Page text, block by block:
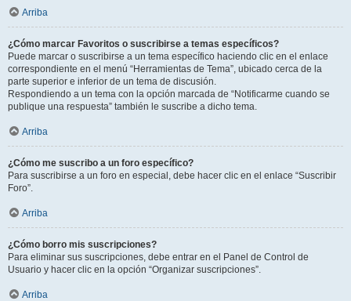
Arriba
¿Cómo marcar Favoritos o suscribirse a temas específicos?
Puede marcar o suscribirse a un tema específico haciendo clic en el enlace
correspondiente en el menú “Herramientas de Tema”, ubicado cerca de la
parte superior e inferior de un tema de discusión.
Respondiendo a un tema con la opción marcada de “Notificarme cuando se
publique una respuesta” también le suscribe a dicho tema.
Arriba
¿Cómo me suscribo a un foro específico?
Para suscribirse a un foro en especial, debe hacer clic en el enlace “Suscribir
Foro”.
Arriba
¿Cómo borro mis suscripciones?
Para eliminar sus suscripciones, debe entrar en el Panel de Control de
Usuario y hacer clic en la opción “Organizar suscripciones”.
Arriba